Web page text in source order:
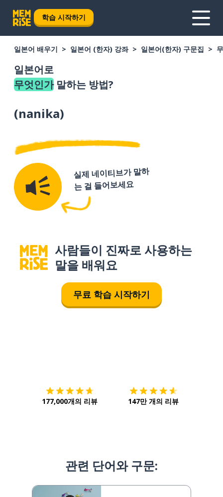
학습 시작하기
일본어 배우기 일본어 (한자) 강좌 일본어(한자) 구문집
일본어로
무엇인가말하는 방법?
(nanika)
실제 네이티브가 말하
는 걸 들어보세요
사람들이 진짜로 사용하는
말을 배워요
무료 학습 시작하기
177,000개의 리뷰 147만 개의 리뷰
관련 단어와 구문: